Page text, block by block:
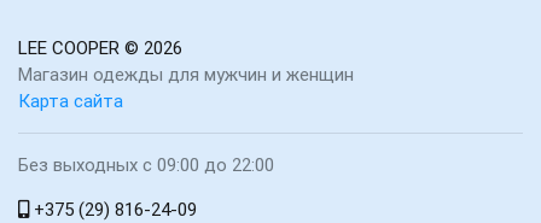
LEE COOPER © 2026
Магазин одежды для мужчин и женщин
Карта сайта
Без выходных с 09:00 до 22:00
+375 (29) 816-24-09